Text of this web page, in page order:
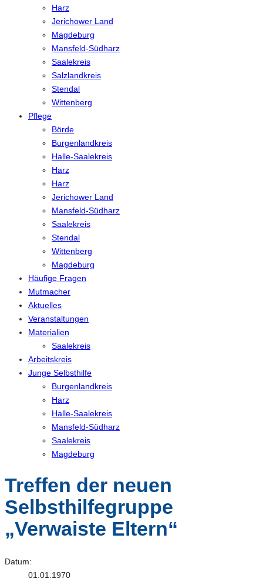
Harz
Jerichower Land
Magdeburg
Mansfeld-Südharz
Saalekreis
Salzlandkreis
Stendal
Wittenberg
Pflege
Börde
Burgenlandkreis
Halle-Saalekreis
Harz
Harz
Jerichower Land
Mansfeld-Südharz
Saalekreis
Stendal
Wittenberg
Magdeburg
Häufige Fragen
Mutmacher
Aktuelles
Veranstaltungen
Materialien
Saalekreis
Arbeitskreis
Junge Selbsthilfe
Burgenlandkreis
Harz
Halle-Saalekreis
Mansfeld-Südharz
Saalekreis
Magdeburg
Treffen der neuen
Selbsthilfegruppe
„Verwaiste Eltern“
Datum:
01.01.1970